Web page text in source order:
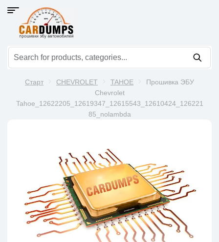
Старт CHEVROLET TAHOE
Прошивка ЭБУ
Chevrolet
Tahoe_12622205_12619347_12615543_12610424_126221
85_nolambda